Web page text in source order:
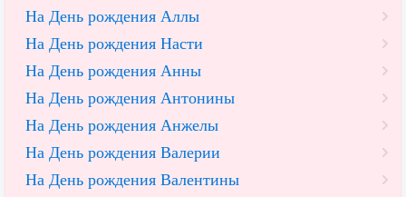
На День рождения Аллы
На День рождения Насти
На День рождения Анны
На День рождения Антонины
На День рождения Анжелы
На День рождения Валерии
На День рождения Валентины